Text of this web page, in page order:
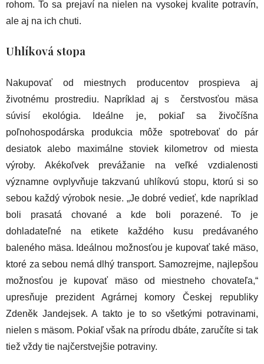
rohom. To sa prejaví na nielen na vysokej kvalite potravín,
ale aj na ich chuti.
Uhlíková stopa
Nakupovať od miestnych producentov prospieva aj
životnému prostrediu. Napríklad aj s čerstvosťou mäsa
súvisí ekológia. Ideálne je, pokiaľ sa živočíšna
poľnohospodárska produkcia môže spotrebovať do pár
desiatok alebo maximálne stoviek kilometrov od miesta
výroby. Akékoľvek prevážanie na veľké vzdialenosti
významne ovplyvňuje takzvanú uhlíkovú stopu, ktorú si so
sebou každý výrobok nesie. „Je dobré vedieť, kde napríklad
boli prasatá chované a kde boli porazené. To je
dohladateľné na etikete každého kusu predávaného
baleného mäsa. Ideálnou možnosťou je kupovať také mäso,
ktoré za sebou nemá dlhý transport. Samozrejme, najlepšou
možnosťou je kupovať mäso od miestneho chovateľa,“
upresňuje prezident Agrárnej komory Českej republiky
Zdeněk Jandejsek. A takto je to so všetkými potravinami,
nielen s mäsom. Pokiaľ však na prírodu dbáte, zaručíte si tak
tiež vždy tie najčerstvejšie potraviny.